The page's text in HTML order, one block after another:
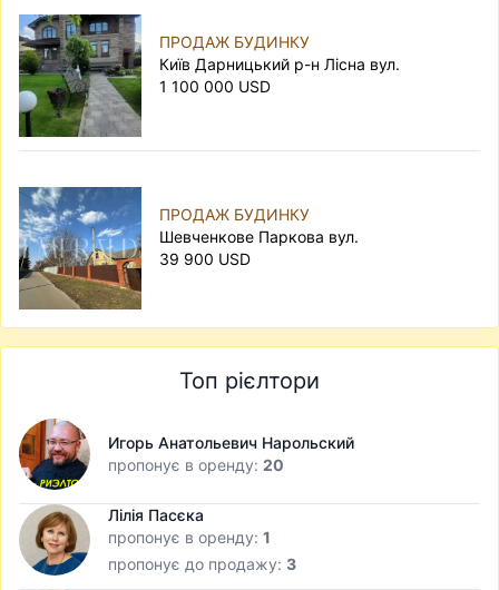
ПРОДАЖ БУДИНКУ
Київ Дарницький р-н Лісна вул.
1 100 000 USD
ПРОДАЖ БУДИНКУ
Шевченкове Паркова вул.
39 900 USD
Топ рієлтори
Игорь Анатольевич Нарольский
пропонує в оренду: 20
Лілія Пасєка
пропонує в оренду: 1
пропонує до продажу: 3